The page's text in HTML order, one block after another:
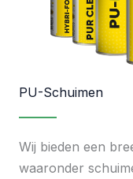
PU-Schuimen
Wij bieden een
waaronder